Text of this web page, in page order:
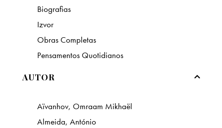
Biografias
Izvor
Obras Completas
Pensamentos Quotidianos
AUTOR
Aïvanhov, Omraam Mikhaël
Almeida, António